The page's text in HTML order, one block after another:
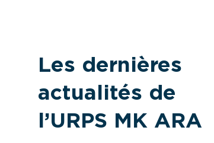
Les dernières
actualités de
l’URPS MK ARA